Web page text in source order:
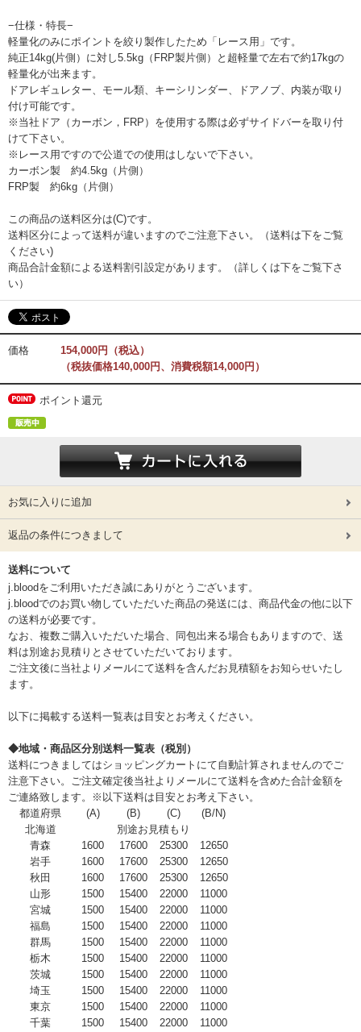
−仕様・特長−
軽量化のみにポイントを絞り製作したため「レース用」です。
純正14kg(片側）に対し5.5kg（FRP製片側）と超軽量で左右で約17kgの
軽量化が出来ます。
ドアレギュレター、モール類、キーシリンダー、ドアノブ、内装が取り
付け可能です。
※当社ドア（カーボン，FRP）を使用する際は必ずサイドバーを取り付
けて下さい。
※レース用ですので公道での使用はしないで下さい。
カーボン製 約4.5kg（片側）
FRP製 約6kg（片側）
この商品の送料区分は(C)です。
送料区分によって送料が違いますのでご注意下さい。（送料は下をご覧
ください)
商品合計金額による送料割引設定があります。（詳しくは下をご覧下さ
い）
価格
154,000円（税込）
（税抜価格140,000円、消費税額14,000円）
ポイント還元
お気に入りに追加
返品の条件につきまして
送料について
j.bloodをご利用いただき誠にありがとうございます。
j.bloodでのお買い物していただいた商品の発送には、商品代金の他に以下
の送料が必要です。
なお、複数ご購入いただいた場合、同包出来る場合もありますので、送
料は別途お見積りとさせていただいております。
ご注文後に当社よりメールにて送料を含んだお見積額をお知らせいたし
ます。
以下に掲載する送料一覧表は目安とお考えください。
◆地域・商品区分別送料一覧表（税別）
送料につきましてはショッピングカートにて自動計算されませんのでご
注意下さい。ご注文確定後当社よりメールにて送料を含めた合計金額を
ご連絡致します。※以下送料は目安とお考え下さい。
都道府県
(A) (B) (C)
(B/N)
北海道
別途お見積もり
青森
1600 17600 25300
12650
岩手
1600 17600 25300
12650
秋田
1600 17600 25300
12650
山形
1500 15400 22000
11000
宮城
1500 15400 22000
11000
福島
1500 15400 22000
11000
群馬
1500 15400 22000
11000
栃木
1500 15400 22000
11000
茨城
1500 15400 22000
11000
埼玉
1500 15400 22000
11000
東京
1500 15400 22000
11000
千葉
1500 15400 22000
11000